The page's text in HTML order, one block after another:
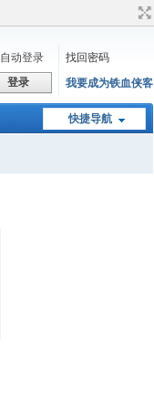
自动登录
找回密码
登录 我要成为铁血侠客
快捷导航